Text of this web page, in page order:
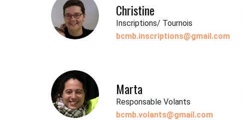
Christine
Inscriptions/ Tournois
bcmb.inscriptions@gmail.com
Marta
Responsable Volants
bcmb.volants@gmail.com